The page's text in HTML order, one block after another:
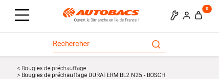
0
Bougies de préchauffage
Bougies de préchauffage DURATERM BL2 N25 - BOSCH